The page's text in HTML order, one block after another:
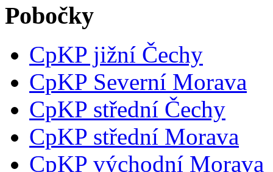
Pobočky
CpKP jižní Čechy
CpKP Severní Morava
CpKP střední Čechy
CpKP střední Morava
CpKP východní Morava